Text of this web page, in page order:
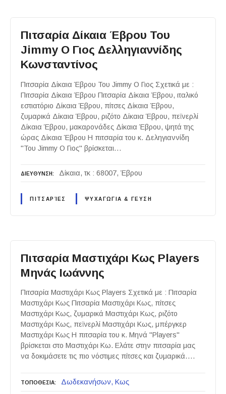
Πιτσαρία Δίκαια Έβρου Του
Jimmy Ο Γιος Δελληγιαννίδης
Κωνσταντίνος
Πιτσαρία Δίκαια Έβρου Του Jimmy Ο Γιος Σχετικά με :
Πιτσαρία Δίκαια Έβρου Πιτσαρία Δίκαια Έβρου, ιταλικό
εστιατόριο Δίκαια Έβρου, πίτσες Δίκαια Έβρου,
ζυμαρικά Δίκαια Έβρου, ριζότο Δίκαια Έβρου, πεϊνερλί
Δίκαια Έβρου, μακαρονάδες Δίκαια Έβρου, ψητά της
ώρας Δίκαια Έβρου Η πιτσαρία του κ. Δεληγιαννίδη
"Του Jimmy Ο Γιος" βρίσκεται…
ΔΙΕΥΘΥΝΣΗ Δίκαια, τκ : 68007, Έβρου
ΠΙΤΣΑΡΊΕΣ ΨΥΧΑΓΩΓΙΑ & ΓΕΥΣΗ
Πιτσαρία Μαστιχάρι Κως Players
Μηνάς Ιωάννης
Πιτσαρία Μαστιχάρι Κως Players Σχετικά με : Πιτσαρία
Μαστιχάρι Κως Πιτσαρία Μαστιχάρι Κως, πίτσες
Μαστιχάρι Κως, ζυμαρικά Μαστιχάρι Κως, ριζότο
Μαστιχάρι Κως, πεϊνερλί Μαστιχάρι Κως, μπέργκερ
Μαστιχάρι Κως Η πιτσαρία του κ. Μηνά "Players"
βρίσκεται στο Μαστιχάρι Κω. Ελάτε στην πιτσαρία μας
να δοκιμάσετε τις πιο νόστιμες πίτσες και ζυμαρικά….
ΤΟΠΟΘΕΣΙΑ Δωδεκανήσων Κως